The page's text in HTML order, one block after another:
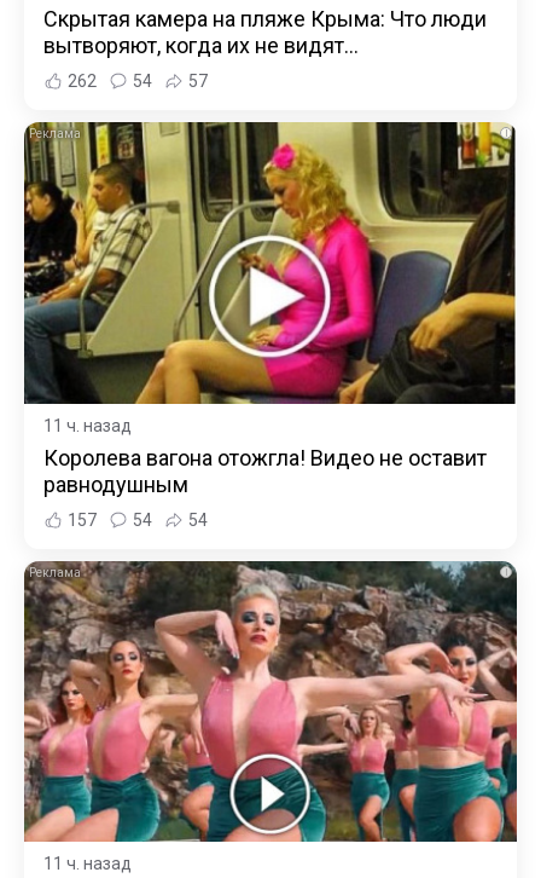
Скрытая камера на пляже Крыма: Что люди
вытворяют, когда их не видят...
262 54 57
i
11 ч. назад
Королева вагона отожгла! Видео не оставит
равнодушным
157 54 54
i
11 ч. назад